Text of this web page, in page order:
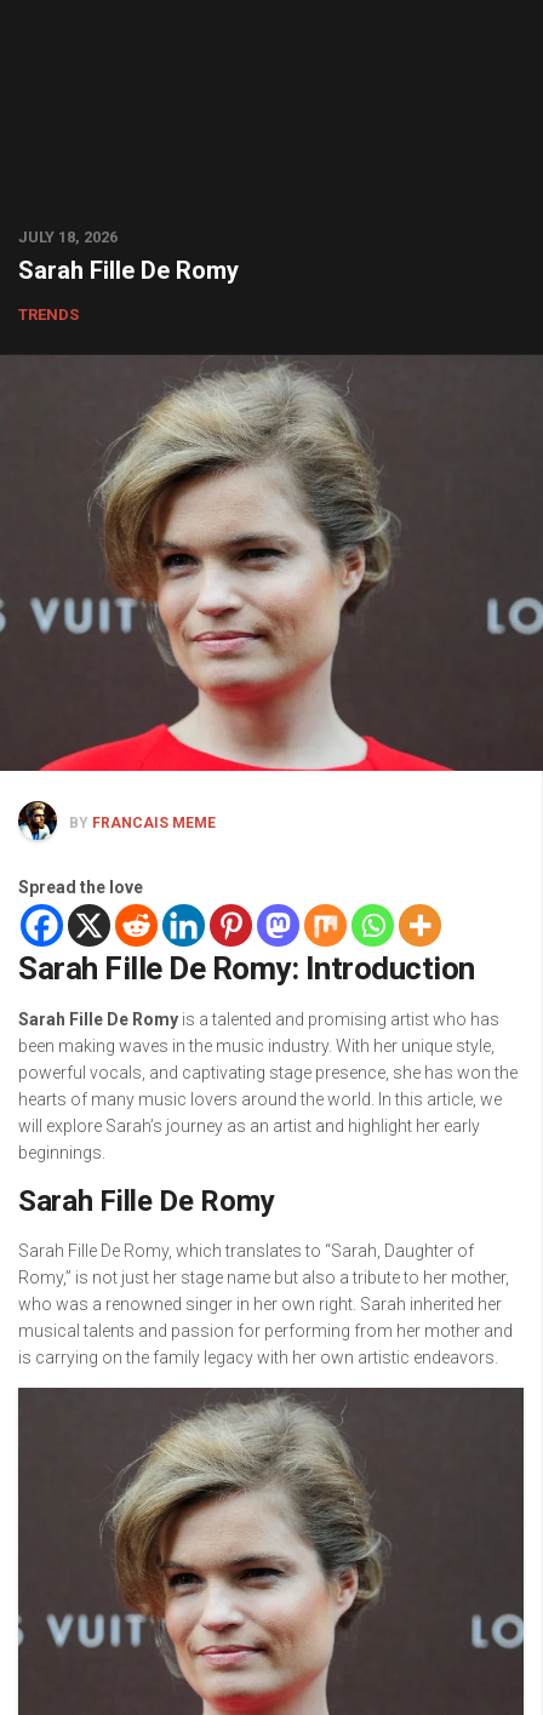
JULY 18, 2026
Sarah Fille De Romy
TRENDS
BY FRANCAIS MEME
Spread the love
Sarah Fille De Romy: Introduction
Sarah Fille De Romy is a talented and promising artist who has
been making waves in the music industry. With her unique style,
powerful vocals, and captivating stage presence, she has won the
hearts of many music lovers around the world. In this article, we
will explore Sarah’s journey as an artist and highlight her early
beginnings.
Sarah Fille De Romy
Sarah Fille De Romy, which translates to “Sarah, Daughter of
Romy,” is not just her stage name but also a tribute to her mother,
who was a renowned singer in her own right. Sarah inherited her
musical talents and passion for performing from her mother and
is carrying on the family legacy with her own artistic endeavors.